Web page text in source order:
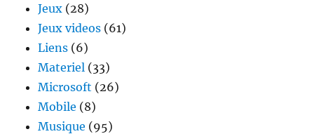
Jeux (28)
Jeux videos (61)
Liens (6)
Materiel (33)
Microsoft (26)
Mobile (8)
Musique (95)